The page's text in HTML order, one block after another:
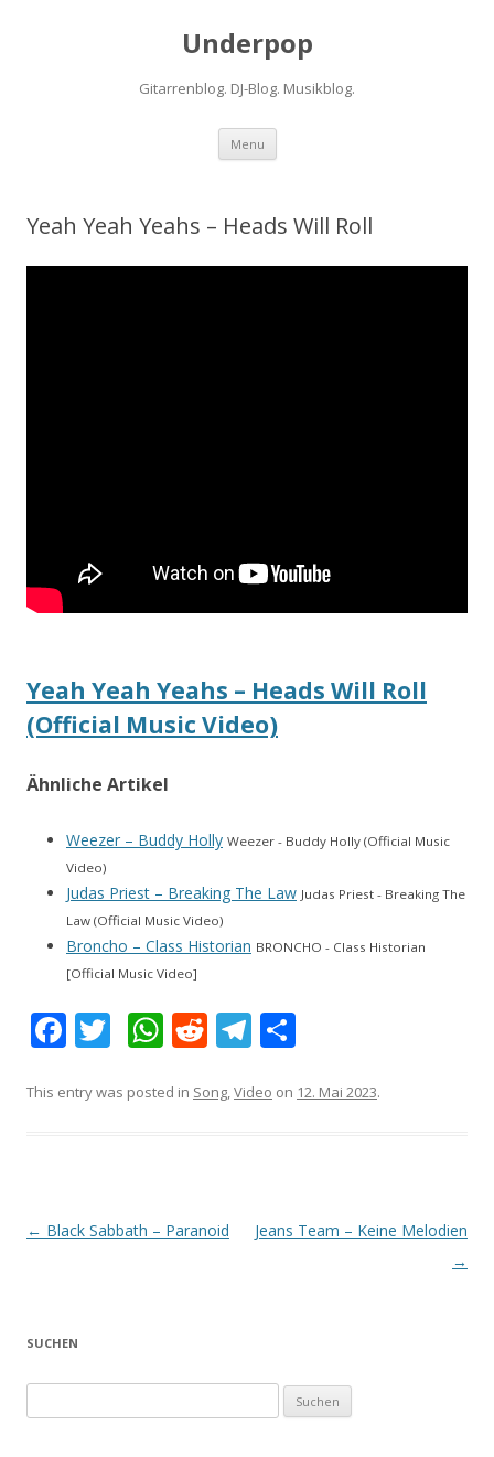
Underpop
Gitarrenblog. DJ-Blog. Musikblog.
Menu Skip to content
Yeah Yeah Yeahs – Heads Will Roll
Yeah Yeah Yeahs – Heads Will Roll
(Official Music Video)
Ähnliche Artikel
Weezer – Buddy Holly Weezer - Buddy Holly (Official Music
Video)
Judas Priest – Breaking The Law Judas Priest - Breaking The
Law (Official Music Video)
Broncho – Class Historian BRONCHO - Class Historian
[Official Music Video]
F
e
k
T
itt
W
at
p
R
d
T
e pf
n
This entry was posted in Song,Video on 12. Mai 2023.
Post navigation
← Black Sabbath – Paranoid
Jeans Team – Keine Melodien
→
SUCHEN